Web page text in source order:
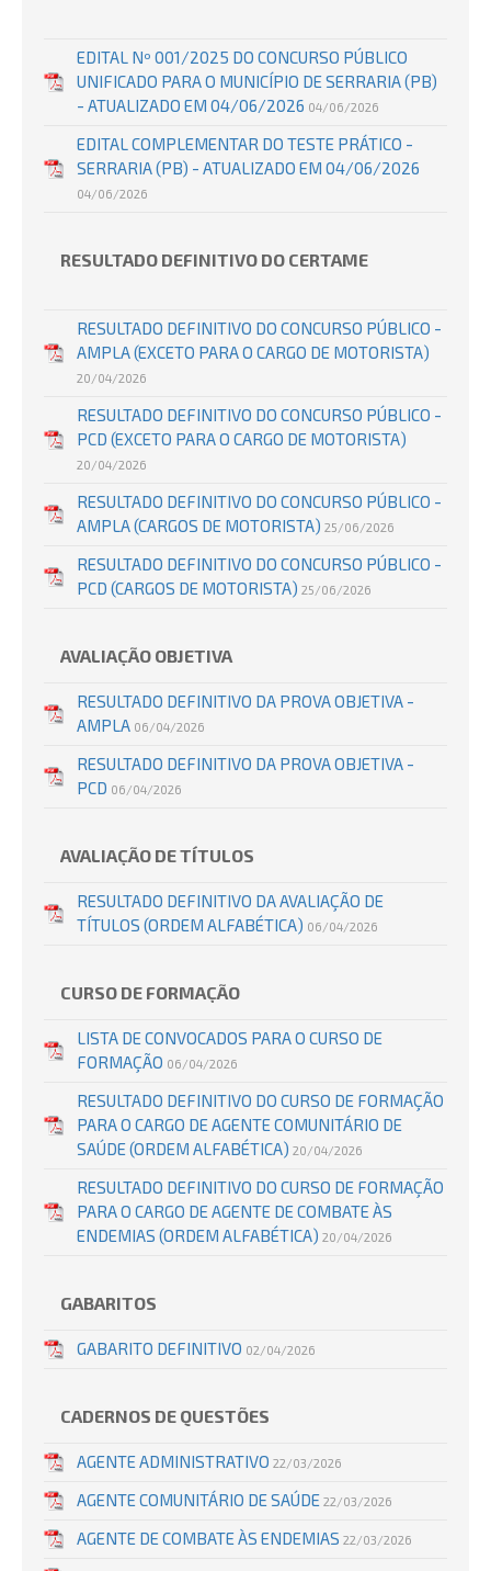
EDITAL Nº 001/2025 DO CONCURSO PÚBLICO
UNIFICADO PARA O MUNICÍPIO DE SERRARIA (PB)
- ATUALIZADO EM 04/06/2026 04/06/2026
EDITAL COMPLEMENTAR DO TESTE PRÁTICO -
SERRARIA (PB) - ATUALIZADO EM 04/06/2026
04/06/2026
RESULTADO DEFINITIVO DO CERTAME
RESULTADO DEFINITIVO DO CONCURSO PÚBLICO -
AMPLA (EXCETO PARA O CARGO DE MOTORISTA)
20/04/2026
RESULTADO DEFINITIVO DO CONCURSO PÚBLICO -
PCD (EXCETO PARA O CARGO DE MOTORISTA)
20/04/2026
RESULTADO DEFINITIVO DO CONCURSO PÚBLICO -
AMPLA (CARGOS DE MOTORISTA) 25/06/2026
RESULTADO DEFINITIVO DO CONCURSO PÚBLICO -
PCD (CARGOS DE MOTORISTA) 25/06/2026
AVALIAÇÃO OBJETIVA
RESULTADO DEFINITIVO DA PROVA OBJETIVA -
AMPLA 06/04/2026
RESULTADO DEFINITIVO DA PROVA OBJETIVA -
PCD 06/04/2026
AVALIAÇÃO DE TÍTULOS
RESULTADO DEFINITIVO DA AVALIAÇÃO DE
TÍTULOS (ORDEM ALFABÉTICA) 06/04/2026
CURSO DE FORMAÇÃO
LISTA DE CONVOCADOS PARA O CURSO DE
FORMAÇÃO 06/04/2026
RESULTADO DEFINITIVO DO CURSO DE FORMAÇÃO
PARA O CARGO DE AGENTE COMUNITÁRIO DE
SAÚDE (ORDEM ALFABÉTICA) 20/04/2026
RESULTADO DEFINITIVO DO CURSO DE FORMAÇÃO
PARA O CARGO DE AGENTE DE COMBATE ÀS
ENDEMIAS (ORDEM ALFABÉTICA) 20/04/2026
GABARITOS
GABARITO DEFINITIVO 02/04/2026
CADERNOS DE QUESTÕES
AGENTE ADMINISTRATIVO 22/03/2026
AGENTE COMUNITÁRIO DE SAÚDE 22/03/2026
AGENTE DE COMBATE ÀS ENDEMIAS 22/03/2026